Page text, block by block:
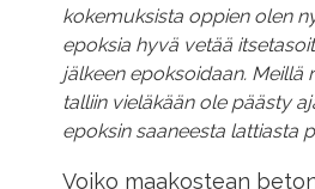
kokemuksista oppien olen
epoksia hyvä vetää
jälkeen epoksoidaan. Meillä
talliin vieläkään ole päästy
epoksin saaneesta lattiasta
Voiko maakostean